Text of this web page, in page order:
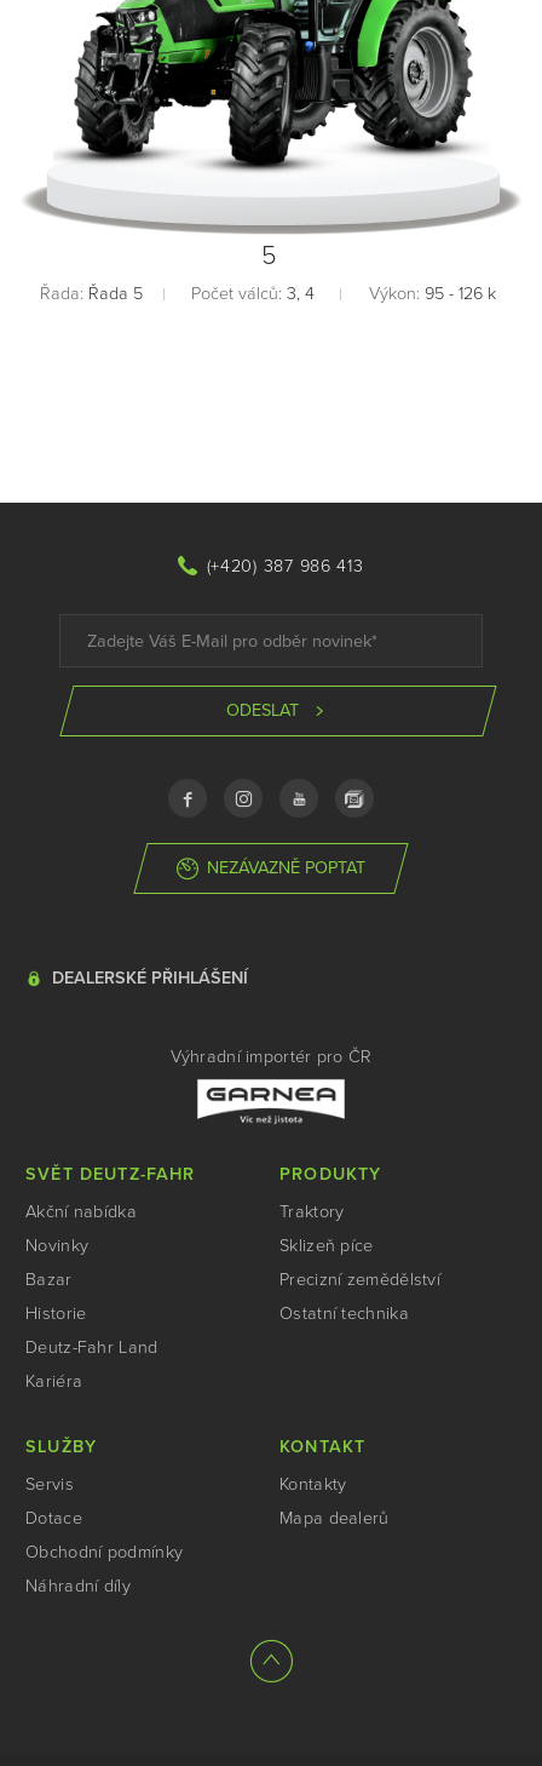
5
Řada: Řada 5 Počet válců: 3, 4 Výkon: 95 - 126 k
(+420) 387 986 413
ODESLAT
NEZÁVAZNĚ POPTAT
DEALERSKÉ PŘIHLÁŠENÍ
Výhradní importér pro ČR
SVĚT DEUTZ-FAHR
Akční nabídka
Novinky
Bazar
Historie
Deutz-Fahr Land
Kariéra
PRODUKTY
Traktory
Sklizeň píce
Precizní zemědělství
Ostatní technika
SLUŽBY
Servis
Dotace
Obchodní podmínky
Náhradní díly
KONTAKT
Kontakty
Mapa dealerů